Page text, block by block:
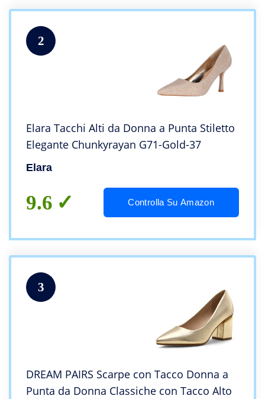
2
Elara Tacchi Alti da Donna a Punta Stiletto
Elegante Chunkyrayan G71-Gold-37
Elara
9.6 Controlla Su Amazon
3
DREAM PAIRS Scarpe con Tacco Donna a
Punta da Donna Classiche con Tacco Alto